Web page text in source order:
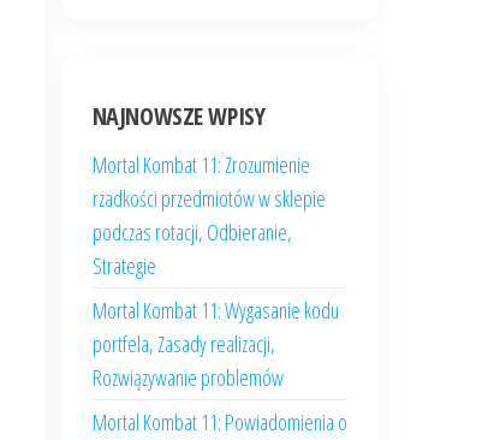
NAJNOWSZE WPISY
Mortal Kombat 11: Zrozumienie
rzadkości przedmiotów w sklepie
podczas rotacji, Odbieranie,
Strategie
Mortal Kombat 11: Wygasanie kodu
portfela, Zasady realizacji,
Rozwiązywanie problemów
Mortal Kombat 11: Powiadomienia o